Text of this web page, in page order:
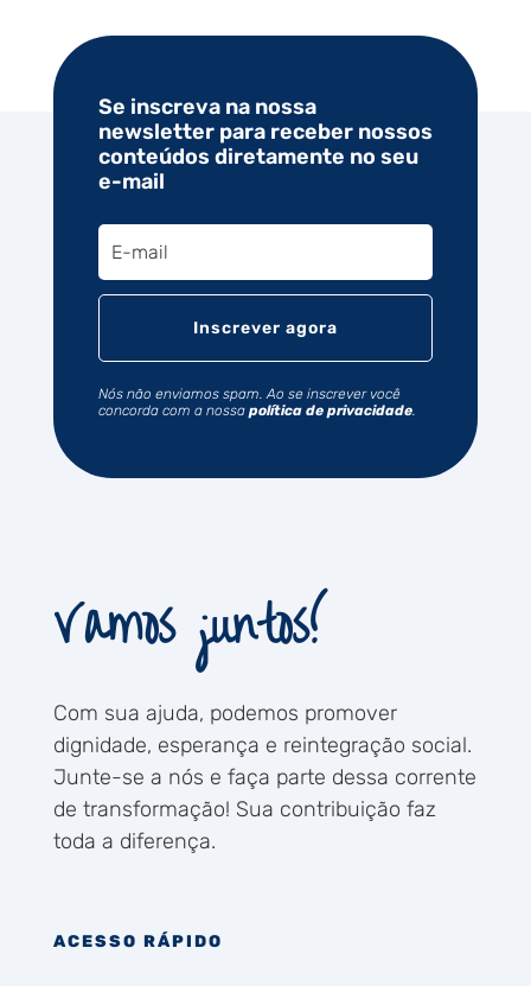
Se inscreva na nossa
newsletter para receber nossos
conteúdos diretamente no seu
e-mail
Inscrever agora
Nós não enviamos spam. Ao se inscrever você
concorda com a nossa política de privacidade.
Vamos juntos!
Com sua ajuda, podemos promover
dignidade, esperança e reintegração social.
Junte-se a nós e faça parte dessa corrente
de transformação! Sua contribuição faz
toda a diferença.
ACESSO RÁPIDO